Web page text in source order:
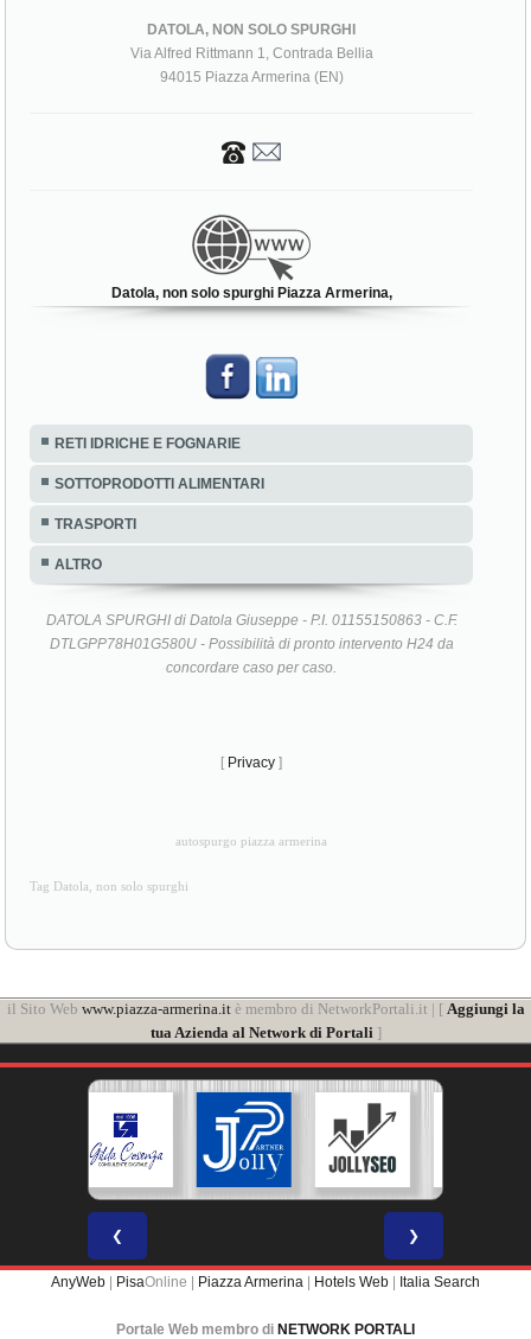
DATOLA, NON SOLO SPURGHI
Via Alfred Rittmann 1, Contrada Bellia
Datola, non solo spurghi Piazza Armerina,
DATOLA SPURGHI di Datola Giuseppe - P.I. 01155150863 - C.F.
DTLGPP78H01G580U - Possibilità di pronto intervento H24 da
www.piazza-armerina.it è membro di NetworkPortali.it | [
Aggiungi la
tua Azienda al Network di Portali]